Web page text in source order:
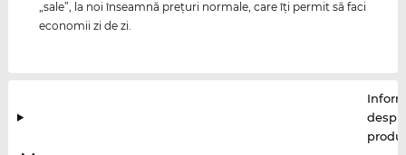
„sale”, la noi înseamnă preţuri normale, care îţi permit să faci
economii zi de zi.